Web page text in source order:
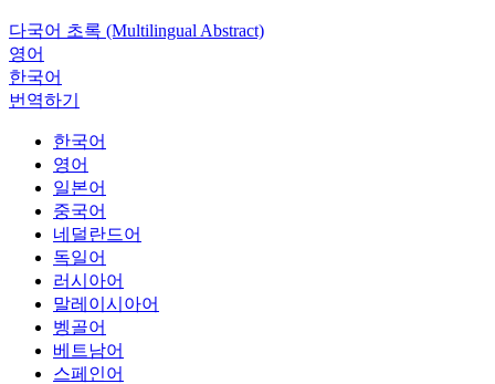
다국어 초록 (Multilingual Abstract)
영어
한국어
번역하기
한국어
영어
일본어
중국어
네덜란드어
독일어
러시아어
말레이시아어
벵골어
베트남어
스페인어